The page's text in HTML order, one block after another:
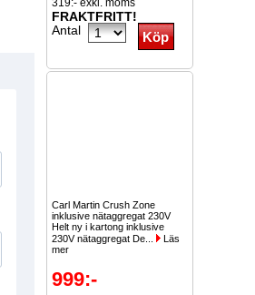
319:- exkl. moms
FRAKTFRITT!
Antal
Carl Martin Crush Zone
inklusive nätaggregat 230V
Helt ny i kartong inklusive
230V nätaggregat De...
Läs
mer
999:-